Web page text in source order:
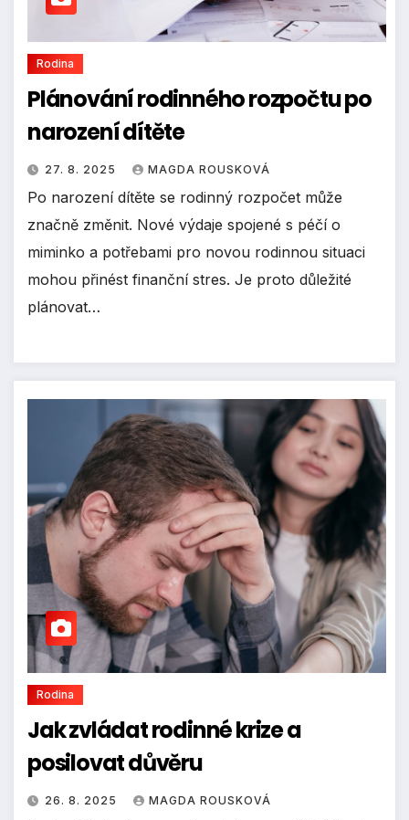
Rodina
Plánování rodinného rozpočtu po
narození dítěte
27. 8. 2025 MAGDA ROUSKOVÁ
Po narození dítěte se rodinný rozpočet může
značně změnit. Nové výdaje spojené s péčí o
miminko a potřebami pro novou rodinnou situaci
mohou přinést finanční stres. Je proto důležité
plánovat…
Rodina
Jak zvládat rodinné krize a
posilovat důvěru
26. 8. 2025 MAGDA ROUSKOVÁ